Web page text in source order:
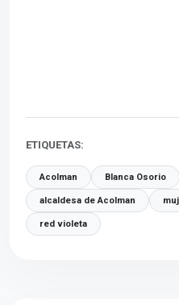
ETIQUETAS:
Acolman Blanca Osorio
alcaldesa de Acolman
red violeta